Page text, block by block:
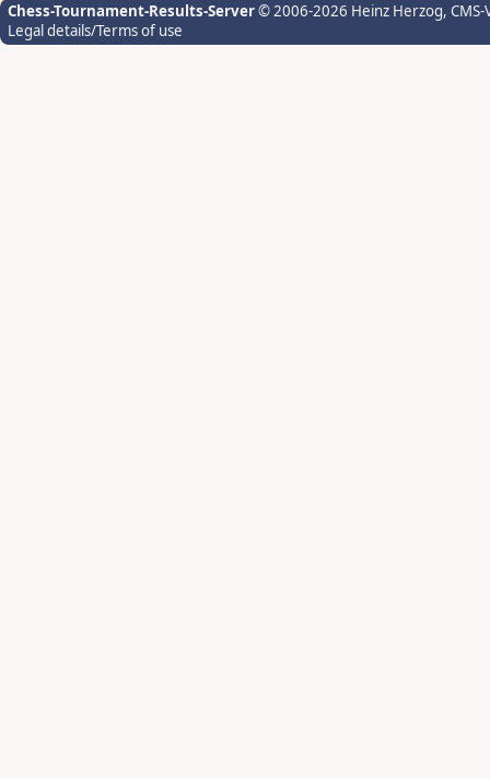
Chess-Tournament-Results-Server© 2006-2026 Heinz Herzog,
Legal details/Terms of use